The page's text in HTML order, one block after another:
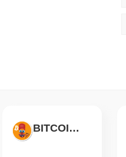
BITCOINER